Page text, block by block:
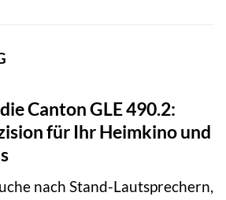
Canton GLE 490.2:
für Ihr Heimkino und
nach Stand-Lautsprechern,